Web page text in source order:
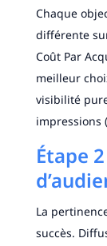
Chaque
différente
Coût Par
meilleur
visibilité
impressions
Étape
La
succès.